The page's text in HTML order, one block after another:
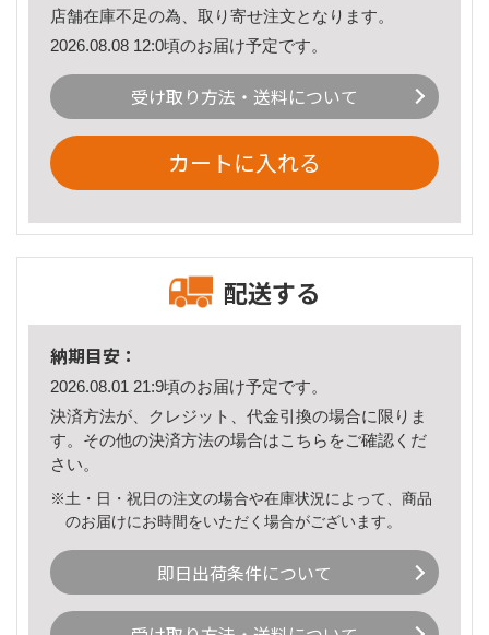
店舗在庫不足の為、取り寄せ注文となります。
2026.08.08 12:0頃のお届け予定です。
受け取り方法・送料について
カートに入れる
配送する
納期目安：
2026.08.01 21:9頃のお届け予定です。
決済方法が、クレジット、代金引換の場合に限りま
す。その他の決済方法の場合はこちら をご確認くだ
さい。
※土・日・祝日の注文の場合や在庫状況によって、商品
のお届けにお時間をいただく場合がございます。
即日出荷条件について